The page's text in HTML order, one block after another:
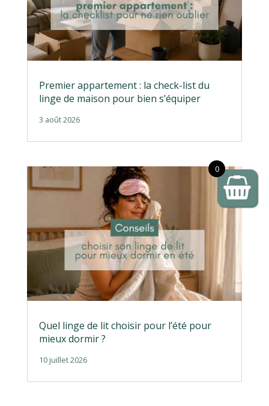
Premier appartement : la check-list du
linge de maison pour bien s’équiper
3 août 2026
Quel linge de lit choisir pour l’été pour
mieux dormir ?
10 juillet 2026
0